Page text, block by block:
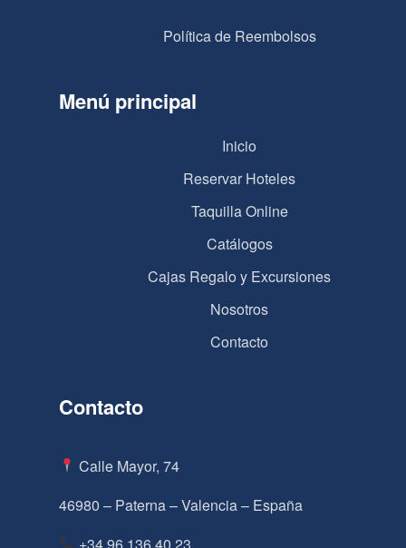
Política de Reembolsos
Menú principal
Inicio
Reservar Hoteles
Taquilla Online
Catálogos
Cajas Regalo y Excursiones
Nosotros
Contacto
Contacto
Calle Mayor, 74
46980 – Paterna – Valencia – España
+34 96 136 40 23